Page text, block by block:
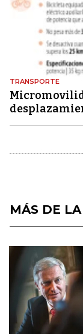
TRANSPORTE
MÁS DE